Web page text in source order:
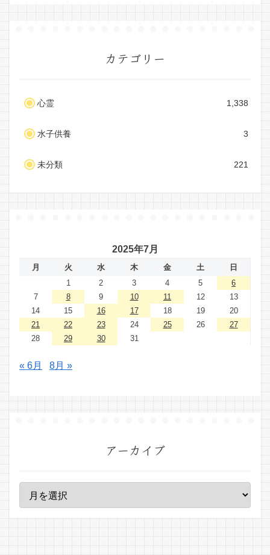
カテゴリー
心霊 1,338
水子供養 3
未分類 221
2025年7月
月 火 水 木 金 土
日
1
2 3 4 5
6
7
8 9 10 11 12
13
14
15 16 17 18 19
20
21
22 23 24 25 26
27
28
29 30 31
« 6月 8月 »
アーカイブ